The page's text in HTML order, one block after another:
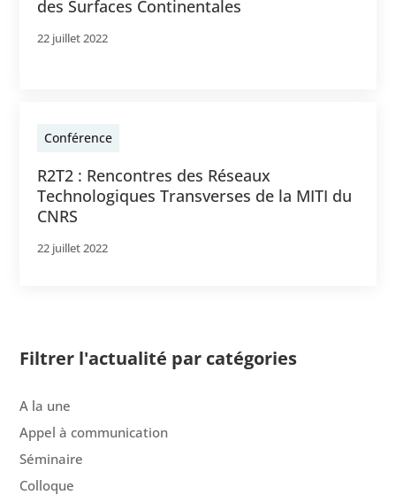
des Surfaces Continentales
22 juillet 2022
Conférence
R2T2 : Rencontres des Réseaux
Technologiques Transverses de la MITI du
CNRS
22 juillet 2022
Filtrer l'actualité par catégories
A la une
Appel à communication
Séminaire
Colloque